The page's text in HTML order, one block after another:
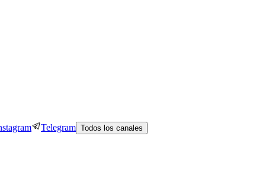
Telegram Todos los canales